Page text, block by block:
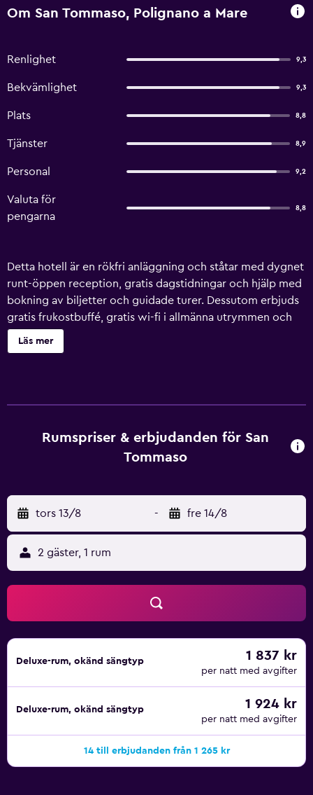
Om San Tommaso, Polignano a Mare
Renlighet 9,3
Bekvämlighet 9,3
Plats 8,8
Tjänster 8,9
Personal 9,2
Valuta för
pengarna
8,8
Detta hotell är en rökfri anläggning och ståtar med dygnet
runt-öppen reception, gratis dagstidningar och hjälp med
bokning av biljetter och guidade turer. Dessutom erbjuds
gratis frukostbuffé, gratis wi-fi i allmänna utrymmen och
avgiftsfri parkering. Här har gäster även tillgång till en
trädgård, ett värdeförvaringsskåp i receptionen och en
Polignano a Mare erbjuder sina gäster gratis wi-fi. Gratis
dagstidningar och telefon finns. Städning sker dagligen.
Läs mer
Rumspriser & erbjudanden för San
Tommaso
tors 13/8 - fre 14/8
2 gäster, 1 rum
Deluxe-rum, okänd sängtyp 1 837 kr
per natt med avgifter
Deluxe-rum, okänd sängtyp 1 924 kr
per natt med avgifter
14 till erbjudanden från 1 265 kr